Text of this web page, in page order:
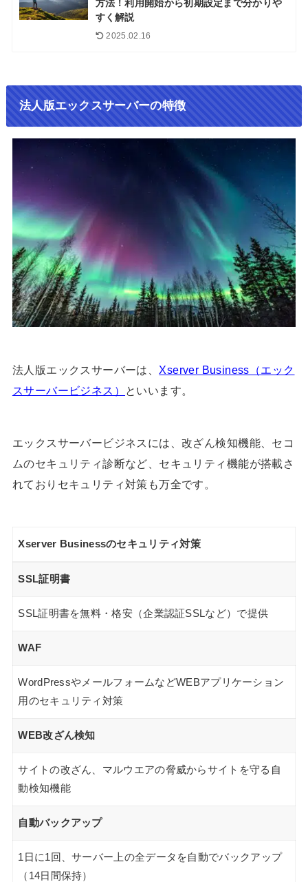
方法！利用開始から初期設定まで分かりや
すく解説
2025.02.16
法人版エックスサーバーの特徴
法人版エックスサーバーは、 Xserver Business（エック
スサーバービジネス）
といいます。
エックスサーバービジネスには、改ざん検知機能、セコ
ムのセキュリティ診断など、セキュリティ機能が搭載さ
れておりセキュリティ対策も万全です。
Xserver Businessのセキュリティ対策
SSL証明書
SSL証明書を無料・格安（企業認証SSLなど）で提供
WAF
WordPressやメールフォームなどWEBアプリケーション
用のセキュリティ対策
WEB改ざん検知
サイトの改ざん、マルウエアの脅威からサイトを守る自
動検知機能
自動バックアップ
1日に1回、サーバー上の全データを自動でバックアップ
（14日間保持）